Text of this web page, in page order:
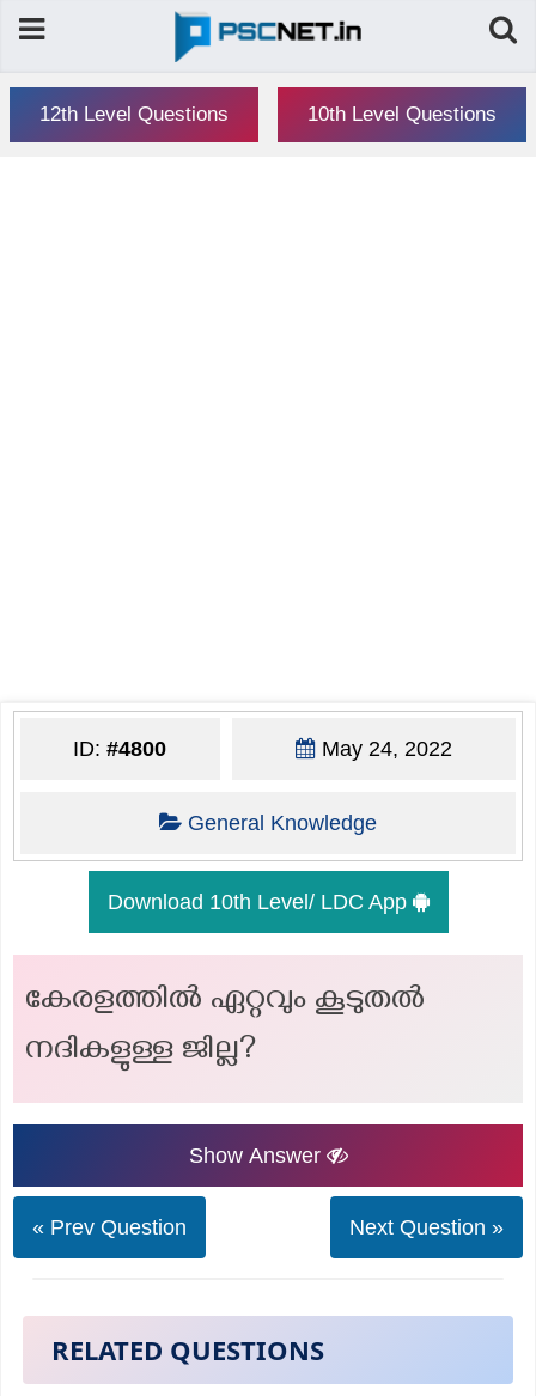
12th Level Questions 10th Level Questions
ID:#4800 May 24, 2022
General Knowledge
Download 10th Level/ LDC App
കേരളത്തിൽ ഏറ്റവും കൂടുതൽ
നദികളുള്ള ജില്ല?
Show Answer
« Prev Question Next Question »
RELATED QUESTIONS